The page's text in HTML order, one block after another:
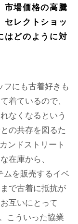
場価格の高騰
セレクトショッ
はどのように対
にも古着好きも
着ているので、
なくなるという
の共存を図るた
ンドストリート
在庫から、
ムを販売するイベ
で古着に抵抗が
互いにとって
こういった協業